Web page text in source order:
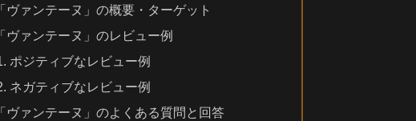
「ヴァンテーヌ」の概要・ターゲット
「ヴァンテーヌ」のレビュー例
ポジティブなレビュー例
ネガティブなレビュー例
「ヴァンテーヌ」のよくある質問と回答